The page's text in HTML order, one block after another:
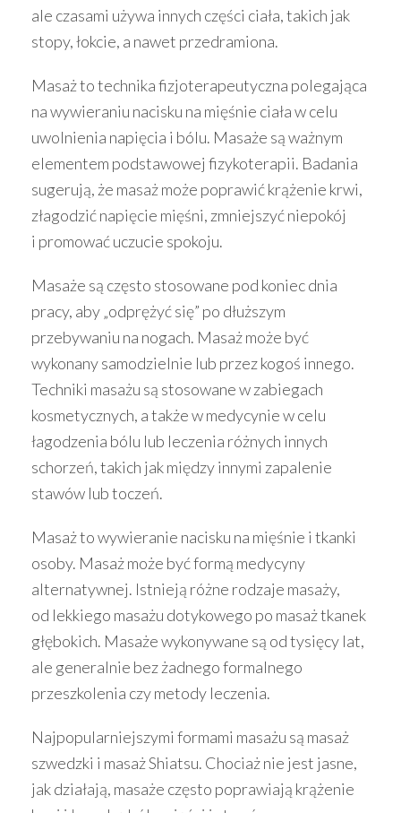
ale czasami używa innych części ciała, takich jak
stopy, łokcie, a nawet przedramiona.
Masaż to technika fizjoterapeutyczna polegająca
na wywieraniu nacisku na mięśnie ciała w celu
uwolnienia napięcia i bólu. Masaże są ważnym
elementem podstawowej fizykoterapii. Badania
sugerują, że masaż może poprawić krążenie krwi,
złagodzić napięcie mięśni, zmniejszyć niepokój
i promować uczucie spokoju.
Masaże są często stosowane pod koniec dnia
pracy, aby „odprężyć się” po dłuższym
przebywaniu na nogach. Masaż może być
wykonany samodzielnie lub przez kogoś innego.
Techniki masażu są stosowane w zabiegach
kosmetycznych, a także w medycynie w celu
łagodzenia bólu lub leczenia różnych innych
schorzeń, takich jak między innymi zapalenie
stawów lub toczeń.
Masaż to wywieranie nacisku na mięśnie i tkanki
osoby. Masaż może być formą medycyny
alternatywnej. Istnieją różne rodzaje masaży,
od lekkiego masażu dotykowego po masaż tkanek
głębokich. Masaże wykonywane są od tysięcy lat,
ale generalnie bez żadnego formalnego
przeszkolenia czy metody leczenia.
Najpopularniejszymi formami masażu są masaż
szwedzki i masaż Shiatsu. Chociaż nie jest jasne,
jak działają, masaże często poprawiają krążenie